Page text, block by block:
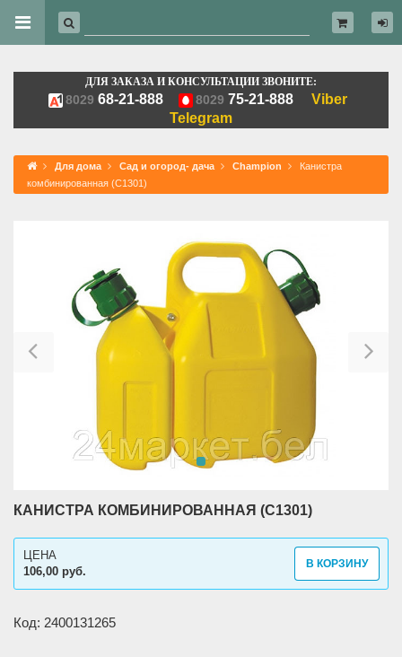
ДЛЯ ЗАКАЗА И КОНСУЛЬТАЦИИ ЗВОНИТЕ:
8029 68-21-888 8029 75-21-888
Viber
Telegram
Для дома Сад и огород- дача Champion
Канистра
комбинированная (C1301)
Previous
КАНИСТРА КОМБИНИРОВАННАЯ (C1301)
106,00 руб.
ЦЕНА
В КОРЗИНУ
Код: 2400131265